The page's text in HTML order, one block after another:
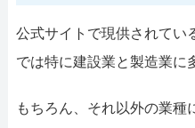
公式サイトで現供されてい
では特に建設業と製造業に
もちろん、それ以外の業種